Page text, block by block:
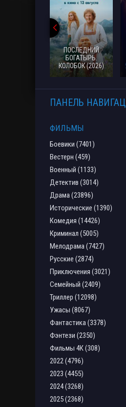
ПОСЛЕДНИЙ
БОГАТЫРЬ.
КОЛОБОК (2026)
ПАНЕЛЬ
ФИЛЬМЫ
Боевики (7401)
Вестерн (459)
Военный (1133)
Детектив (3014)
Драма (23896)
Исторические (1390)
Комедия (14426)
Криминал (5005)
Мелодрама (7427)
Русские (2874)
Приключения (3021)
Семейный (2409)
Триллер (12098)
Ужасы (8067)
Фантастика (3378)
Фэнтези (2350)
Фильмы 4К (308)
2022 (4796)
2023 (4455)
2024 (3268)
2025 (2368)